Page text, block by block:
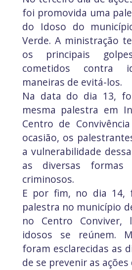
foi promovida uma
do Idoso do
Verde. A ministração
os principais
cometidos contra
maneiras de evitá-los.
Na data do dia 13,
mesma palestra em
Centro de
ocasião, os
a vulnerabilidade
as diversas
criminosos.
E por fim, no dia 14,
palestra no município
no Centro Conviver,
idosos se reúnem.
foram esclarecidas as
de se prevenir as